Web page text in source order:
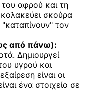
του αφρού και τη
σκούρα
τον
από πάνω):
Δημιουργεί
υγρού και
είναι οι
ένα στοιχείο σε